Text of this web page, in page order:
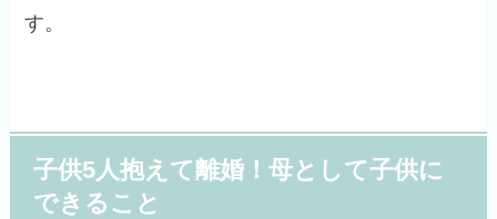
す。
子供5人抱えて離婚！母として子供に
できること